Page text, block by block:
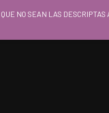
NO SEAN LAS